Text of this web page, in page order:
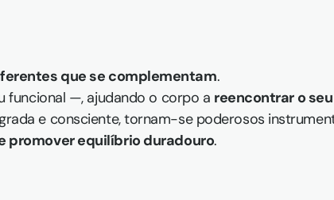
que se complementam.
funcional —, ajudando o corpo a reencontrar o seu
e consciente, tornam-se poderosos
promover equilíbrio duradouro.